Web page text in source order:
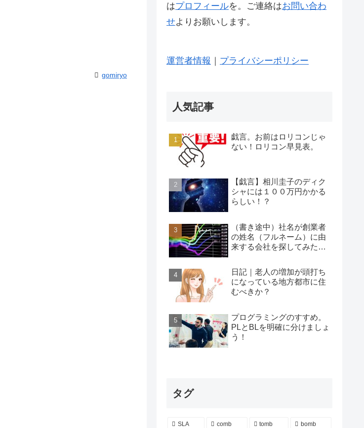
gomiryo
はプロフィールを。ご連絡はお問い合わ
せよりお願いします。
運営者情報 プライバシーポリシー
人気記事
戯言。お前はロリコンじゃ
ない！ロリコン早見表。
【戯言】相川圭子のディク
シャには１００万円かかる
らしい！？
（書き途中）社名が創業者
の姓名（フルネーム）に由
来する会社を探してみた…
日記｜老人の増加が頭打ち
になっている地方都市に住
むべきか？
プログラミングのすすめ。
PLとBLを明確に分けましょ
う！
タグ
SLA comb tomb bomb